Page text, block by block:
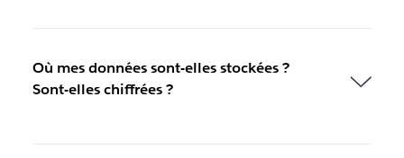
Où mes données sont-elles stockées ?
Sont-elles chiffrées ?